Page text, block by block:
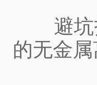
避坑指
的无金